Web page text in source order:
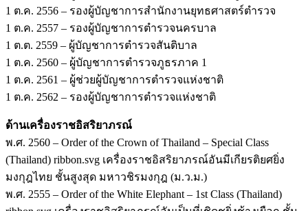
1 ต.ค. 2556 – รองผู้บัญชาการสำนักงานยุทธศาสตร์ตำรวจ
1 ต.ค. 2557 – รองผู้บัญชาการตำรวจนครบาล
1 ต.ต. 2559 – ผู้บัญชาการตำรวจสันติบาล
1 ต.ค. 2560 – ผู้บัญชาการตำรวจภูธรภาค 1
1 ต.ค. 2561 – ผู้ช่วยผู้บัญชาการตำรวจแห่งชาติ
1 ต.ค. 2562 – รองผู้บัญชาการตำรวจแห่งชาติ
ด้านเครื่องราชอิสริยาภรณ์
พ.ศ. 2560 – Order of the Crown of Thailand – Special Class
(Thailand) ribbon.svg เครื่องราชอิสริยาภรณ์อันมีเกียรติยศยิ่ง
มงกุฎไทย ชั้นสูงสุด มหาวชิรมงกุฎ (ม.ว.ม.)
พ.ศ. 2555 – Order of the White Elephant – 1st Class (Thailand)